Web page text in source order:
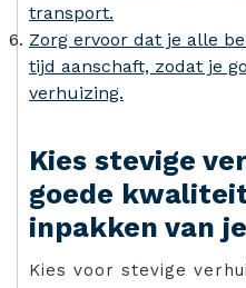
transport.
Zorg ervoor dat je alle
tijd aanschaft, zodat je
verhuizing.
Kies stevige
goede
inpakken van
Kies voor stevige